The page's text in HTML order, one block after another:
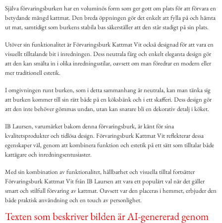
Själva förvaringsburken har en voluminös form som ger gott om plats för att förvara en
betydande mängd kattmat. Den breda öppningen gör det enkelt att fylla på och hämta
ut mat, samtidigt som burkens stabila bas säkerställer att den står stadigt på sin plats.
Utöver sin funktionalitet är Förvaringsburk Kattmat Vit också designad för att vara en
visuellt tilltalande bit i inredningen. Dess neutrala färg och enkelt eleganta design gör
att den kan smälta in i olika inredningsstilar, oavsett om man föredrar en modern eller
mer traditionell estetik.
I omgivningen runt burken, som i detta sammanhang är neutrala, kan man tänka sig
att burken kommer till sin rätt både på en köksbänk och i ett skafferi. Dess design gör
att den inte behöver gömmas undan, utan kan snarare bli en dekorativ detalj i köket.
IB Laursen, varumärket bakom denna förvaringsburk, är känt för sina
kvalitetsprodukter och tidlösa design. Förvaringsburk Kattmat Vit reflekterar dessa
egenskaper väl, genom att kombinera funktion och estetik på ett sätt som tilltalar både
kattägare och inredningsentusiaster.
Med sin kombination av funktionalitet, hållbarhet och visuella tilltal fortsätter
Förvaringsburk Kattmat Vit från IB Laursen att vara ett populärt val när det gäller
smart och stilfull förvaring av kattmat. Oavsett var den placeras i hemmet, erbjuder den
både praktisk användning och en touch av personlighet.